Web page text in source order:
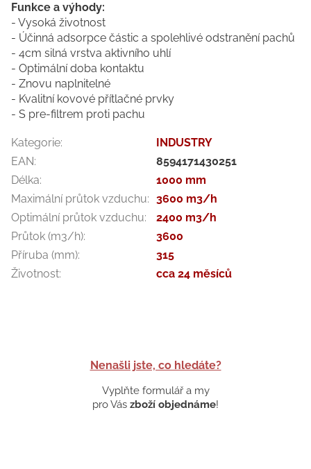
Nenašli jste, co hledáte?
Vyplňte formulář a my
pro Vás zboží objednáme!
Funkce a výhody:
- Vysoká životnost
- Účinná adsorpce částic a spolehlivé odstranění pachů
- 4cm silná vrstva aktivního uhlí
- Optimální doba kontaktu
- Znovu naplnitelné
- Kvalitní kovové přítlačné prvky
- S pre-filtrem proti pachu
Kategorie:
INDUSTRY
EAN:
8594171430251
Délka:
1000 mm
Maximální průtok vzduchu: 3600 m3/h
Optimální průtok vzduchu:
2400 m3/h
Průtok (m3/h):
3600
Příruba (mm):
315
Životnost: cca 24 měsíců